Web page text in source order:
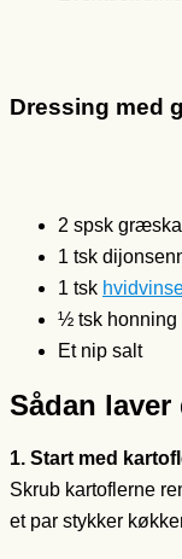
Dressing med
2 spsk
1 tsk
1 tsk
½ tsk honning
Et nip salt
Sådan
1. Start med
Skrub kartoflerne
et par stykker